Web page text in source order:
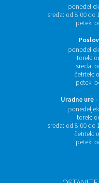
sreda: od 8.00 do
petek:
torek:
sreda:
četrtek:
petek:
Uradne ure
torek:
sreda: od 8.00 do
četrtek:
petek: